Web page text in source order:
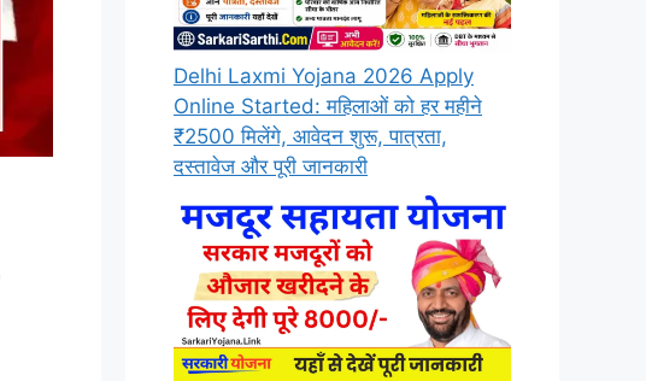
Delhi Laxmi Yojana 2026 Apply
Online Started: महिलाओं को हर महीने
₹2500 मिलेंगे, आवेदन शुरू, पात्रता,
दस्तावेज और पूरी जानकारी